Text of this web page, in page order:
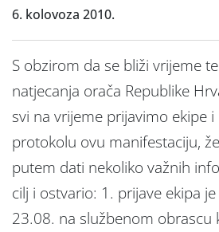
6. kolovoza 2010.
S obzirom da se bliži vrijeme
natjecanja orača Republike
svi na vrijeme prijavimo ekipe
protokolu ovu manifestaciju,
putem dati nekoliko važnih
cilj i ostvario: 1. prijave ekipa
23.08. na službenom obrascu